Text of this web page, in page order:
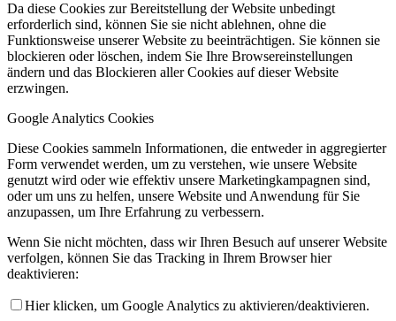
Da diese Cookies zur Bereitstellung der Website unbedingt
erforderlich sind, können Sie sie nicht ablehnen, ohne die
Funktionsweise unserer Website zu beeinträchtigen. Sie können sie
blockieren oder löschen, indem Sie Ihre Browsereinstellungen
ändern und das Blockieren aller Cookies auf dieser Website
erzwingen.
Google Analytics Cookies
Diese Cookies sammeln Informationen, die entweder in aggregierter
Form verwendet werden, um zu verstehen, wie unsere Website
genutzt wird oder wie effektiv unsere Marketingkampagnen sind,
oder um uns zu helfen, unsere Website und Anwendung für Sie
anzupassen, um Ihre Erfahrung zu verbessern.
Wenn Sie nicht möchten, dass wir Ihren Besuch auf unserer Website
verfolgen, können Sie das Tracking in Ihrem Browser hier
deaktivieren:
Hier klicken, um Google Analytics zu aktivieren/deaktivieren.